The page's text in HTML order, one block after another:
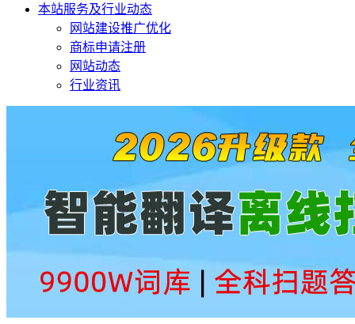
本站服务及行业动态
网站建设推广优化
商标申请注册
网站动态
行业资讯